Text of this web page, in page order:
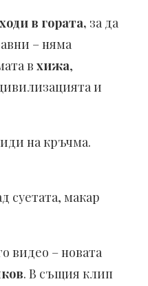
в гората, за да
– няма
в хижа,
и
на кръчма.
суетата, макар
видео – новата
. В същия клип